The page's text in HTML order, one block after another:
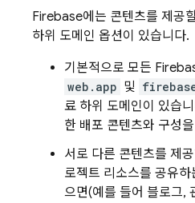
Firebase에는 콘텐츠를 제공
하위 도메인 옵션이 있습니다.
기본적으로 모든
web.app 및
료 하위 도메인이 있습
한 배포 콘텐츠와 구성
서로 다른 콘텐츠를 제
로젝트 리소스를 공유
으면(예를 들어 블로그,